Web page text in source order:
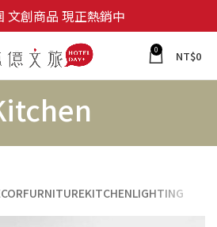
文創商品 現正熱銷中
0 NT$0
FURNITUREKITCHENLIGHTING